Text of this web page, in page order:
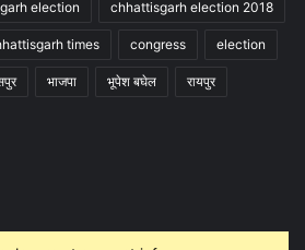
election chhattisgarh election 2018
times congress election
भाजपा भूपेश बघेल रायपुर